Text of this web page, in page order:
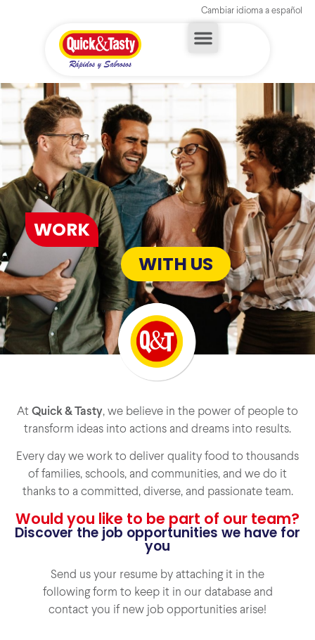
Cambiar idioma a español
WORK
WITH US
At Quick & Tasty, we believe in the power of people to
transform ideas into actions and dreams into results.
Every day we work to deliver quality food to thousands
of families, schools, and communities, and we do it
thanks to a committed, diverse, and passionate team.
Would you like to be part of our team?
Discover the job opportunities we have for
you
Send us your resume by attaching it in the
following form to keep it in our database and
contact you if new job opportunities arise!